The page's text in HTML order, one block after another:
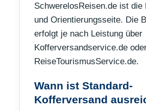
SchwerelosReisen.de ist die
und Orientierungsseite. Die
erfolgt je nach Leistung über
Kofferversandservice.de
ReiseTourismusService.de.
Wann ist Standard-
Kofferversand